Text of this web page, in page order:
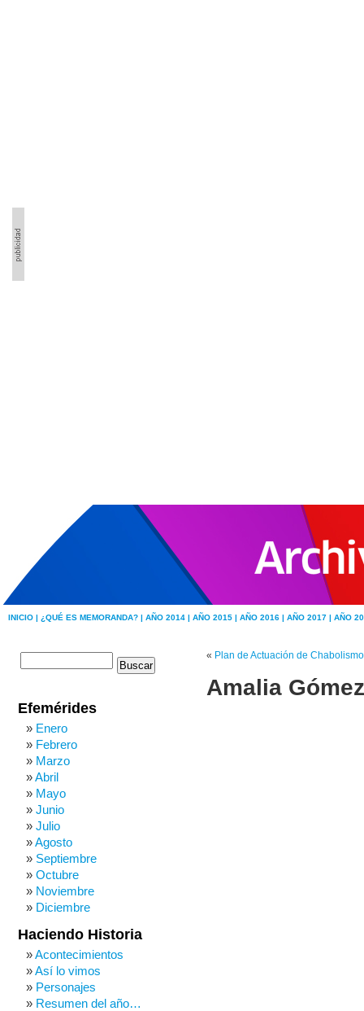
INICIO | ¿QUÉ ES MEMORANDA? | AÑO 2014 | AÑO 2015 | AÑO 2016 | AÑO 2017 | AÑO
« Plan de Actuación de Chabolismo
Amalia
Efemérides
Enero
Febrero
Marzo
Abril
Mayo
Junio
Julio
Agosto
Septiembre
Octubre
Noviembre
Diciembre
Haciendo Historia
Acontecimientos
Así lo vimos
Personajes
Resumen del año…